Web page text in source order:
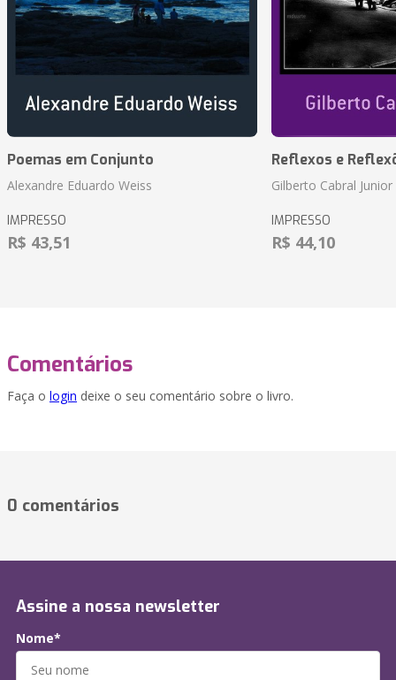
Poemas em Conjunto
Alexandre Eduardo Weiss
IMPRESSO
R$ 43,51
Reflexos e
Gilberto Cabral Junior
IMPRESSO
R$ 44,10
Comentários
Faça o login deixe o seu comentário sobre o livro.
0 comentários
Assine a nossa newsletter
Nome*